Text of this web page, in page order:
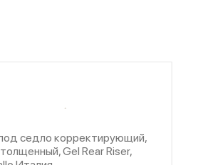
седло корректирующий,
Gel Rear Riser,